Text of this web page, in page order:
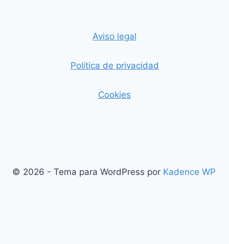
Aviso legal
Política de privacidad
Cookies
© 2026 - Tema para WordPress por Kadence WP